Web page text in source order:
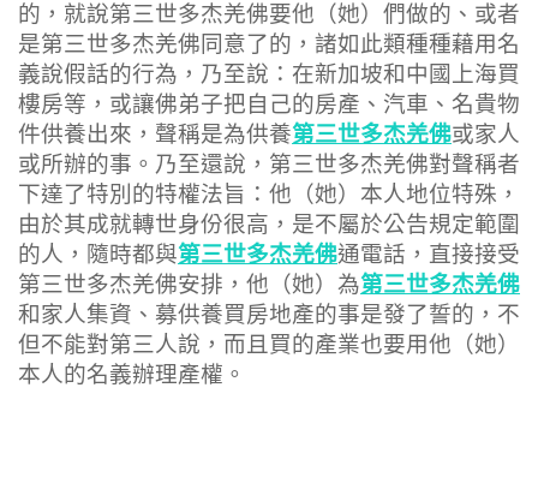
的，就說第三世多杰羌佛要他（她）們做的、或者
是第三世多杰羌佛同意了的，諸如此類種種藉用名
義說假話的行為，乃至說：在新加坡和中國上海買
樓房等，或讓佛弟子把自己的房產、汽車、名貴物
件供養出來，聲稱是為供養第三世多杰羌佛或家人
或所辦的事。乃至還說，第三世多杰羌佛對聲稱者
下達了特別的特權法旨：他（她）本人地位特殊，
由於其成就轉世身份很高，是不屬於公告規定範圍
的人，隨時都與第三世多杰羌佛通電話，直接接受
第三世多杰羌佛安排，他（她）為第三世多杰羌佛
和家人集資、募供養買房地產的事是發了誓的，不
但不能對第三人說，而且買的產業也要用他（她）
本人的名義辦理產權。